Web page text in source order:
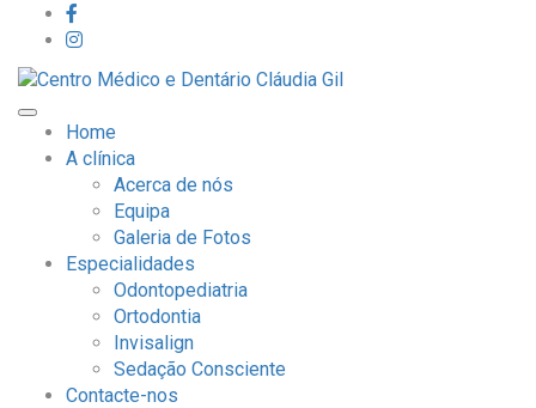
Home
A clínica
Acerca de nós
Equipa
Galeria de Fotos
Especialidades
Odontopediatria
Ortodontia
Invisalign
Sedação Consciente
Contacte-nos